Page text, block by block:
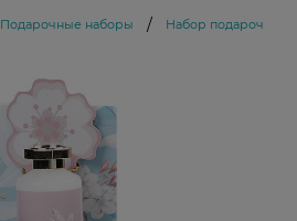
Подарочные наборы / Набор подарочный